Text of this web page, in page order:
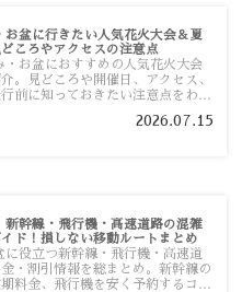
お盆に行きたい人気花火大会＆夏
ころやアクセスの注意点
・お盆におすすめの人気花火大会
。見どころや開催日、アクセス、
前に知っておきたい注意点をわか
2026.07.15
新幹線・飛行機・高速道路の混雑
ド！損しない移動ルートまとめ
に役立つ新幹線・飛行機・高速道
・割引情報を総まとめ。新幹線の
料金、飛行機を安く予約するコ